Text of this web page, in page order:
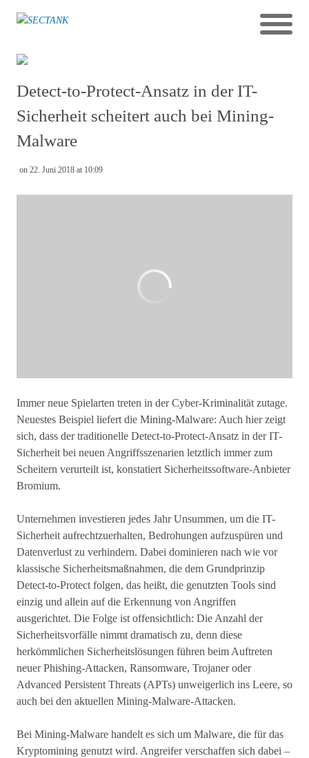
Detect-to-Protect-Ansatz in der IT-
Sicherheit scheitert auch bei Mining-
Malware
on 22. Juni 2018 at 10:09
Immer neue Spielarten treten in der Cyber-Kriminalität zutage.
Neuestes Beispiel liefert die Mining-Malware: Auch hier zeigt
sich, dass der traditionelle Detect-to-Protect-Ansatz in der IT-
Sicherheit bei neuen Angriffsszenarien letztlich immer zum
Scheitern verurteilt ist, konstatiert Sicherheitssoftware-Anbieter
Bromium.
Unternehmen investieren jedes Jahr Unsummen, um die IT-
Sicherheit aufrechtzuerhalten, Bedrohungen aufzuspüren und
Datenverlust zu verhindern. Dabei dominieren nach wie vor
klassische Sicherheitsmaßnahmen, die dem Grundprinzip
Detect-to-Protect folgen, das heißt, die genutzten Tools sind
einzig und allein auf die Erkennung von Angriffen
ausgerichtet. Die Folge ist offensichtlich: Die Anzahl der
Sicherheitsvorfälle nimmt dramatisch zu, denn diese
herkömmlichen Sicherheitslösungen führen beim Auftreten
neuer Phishing-Attacken, Ransomware, Trojaner oder
Advanced Persistent Threats (APTs) unweigerlich ins Leere, so
auch bei den aktuellen Mining-Malware-Attacken.
Bei Mining-Malware handelt es sich um Malware, die für das
Kryptomining genutzt wird. Angreifer verschaffen sich dabei –